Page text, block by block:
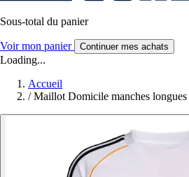
Sous-total du panier
Voir mon panier Continuer mes achats
Loading...
Accueil
/ Maillot Domicile manches